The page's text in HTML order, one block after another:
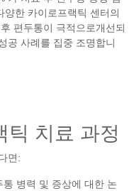
한 카이로프랙틱 센터의
편두통이 극적으로개선되
공 사례를 집중 조명합니
틱 치료 과정
면:
병력 및 증상에 대한 논